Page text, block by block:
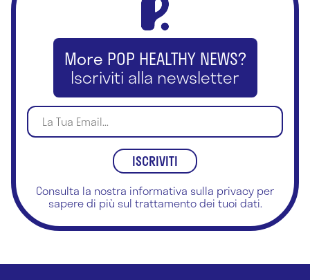
Cardiologia
Check-up
Chinesiologia
Chiropratica
Chirurgia ambulatoriale
Chirurgia d'urgenza
Chirurgia del piede
Chirurgia dell'apparato digestivo
Chirurgia dell'obesità
More POP HEALTHY NEWS?
Iscriviti alla newsletter
Consulta la nostra informativa sulla privacy per
sapere di più sul trattamento dei tuoi dati.